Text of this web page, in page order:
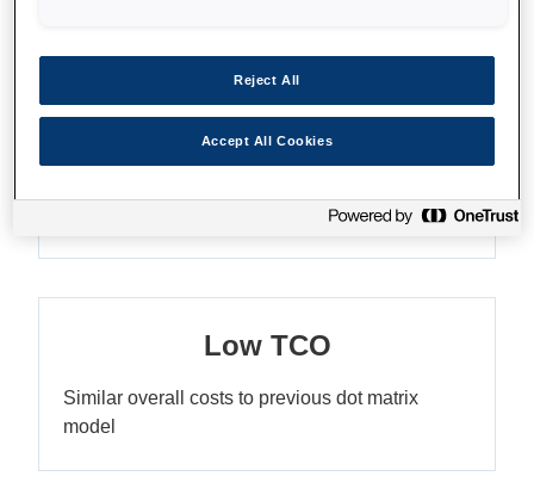
Функції
Versatile inkjet POS printer
Faster, better quality and more versatile
Low TCO
Similar overall costs to previous dot matrix
model
Reject All
Accept All Cookies